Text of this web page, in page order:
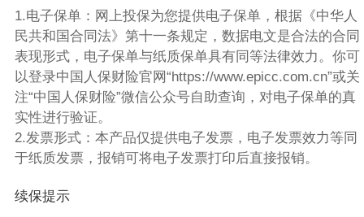
1.电子保单：网上投保为您提供电子保单，根据《中华人
民共和国合同法》第十一条规定，数据电文是合法的合同
表现形式，电子保单与纸质保单具有同等法律效力。你可
以登录中国人保财险官网“https://www.epicc.com.cn”或关
注“中国人保财险”微信公众号自助查询，对电子保单的真
实性进行验证。
2.发票形式：本产品仅提供电子发票，电子发票效力等同
于纸质发票，报销可将电子发票打印后直接报销。
续保提示